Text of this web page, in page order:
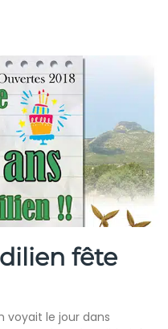
fête
voyait le jour dans